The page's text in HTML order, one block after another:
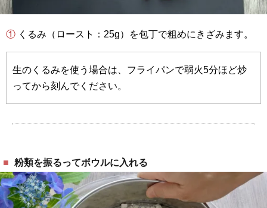
① くるみ（ロースト：25g）を包丁で粗めにきざみます。
生のくるみを使う場合は、フライパンで弱火5分ほど炒
ってから刻んでください。
粉類を振るってボウルに入れる